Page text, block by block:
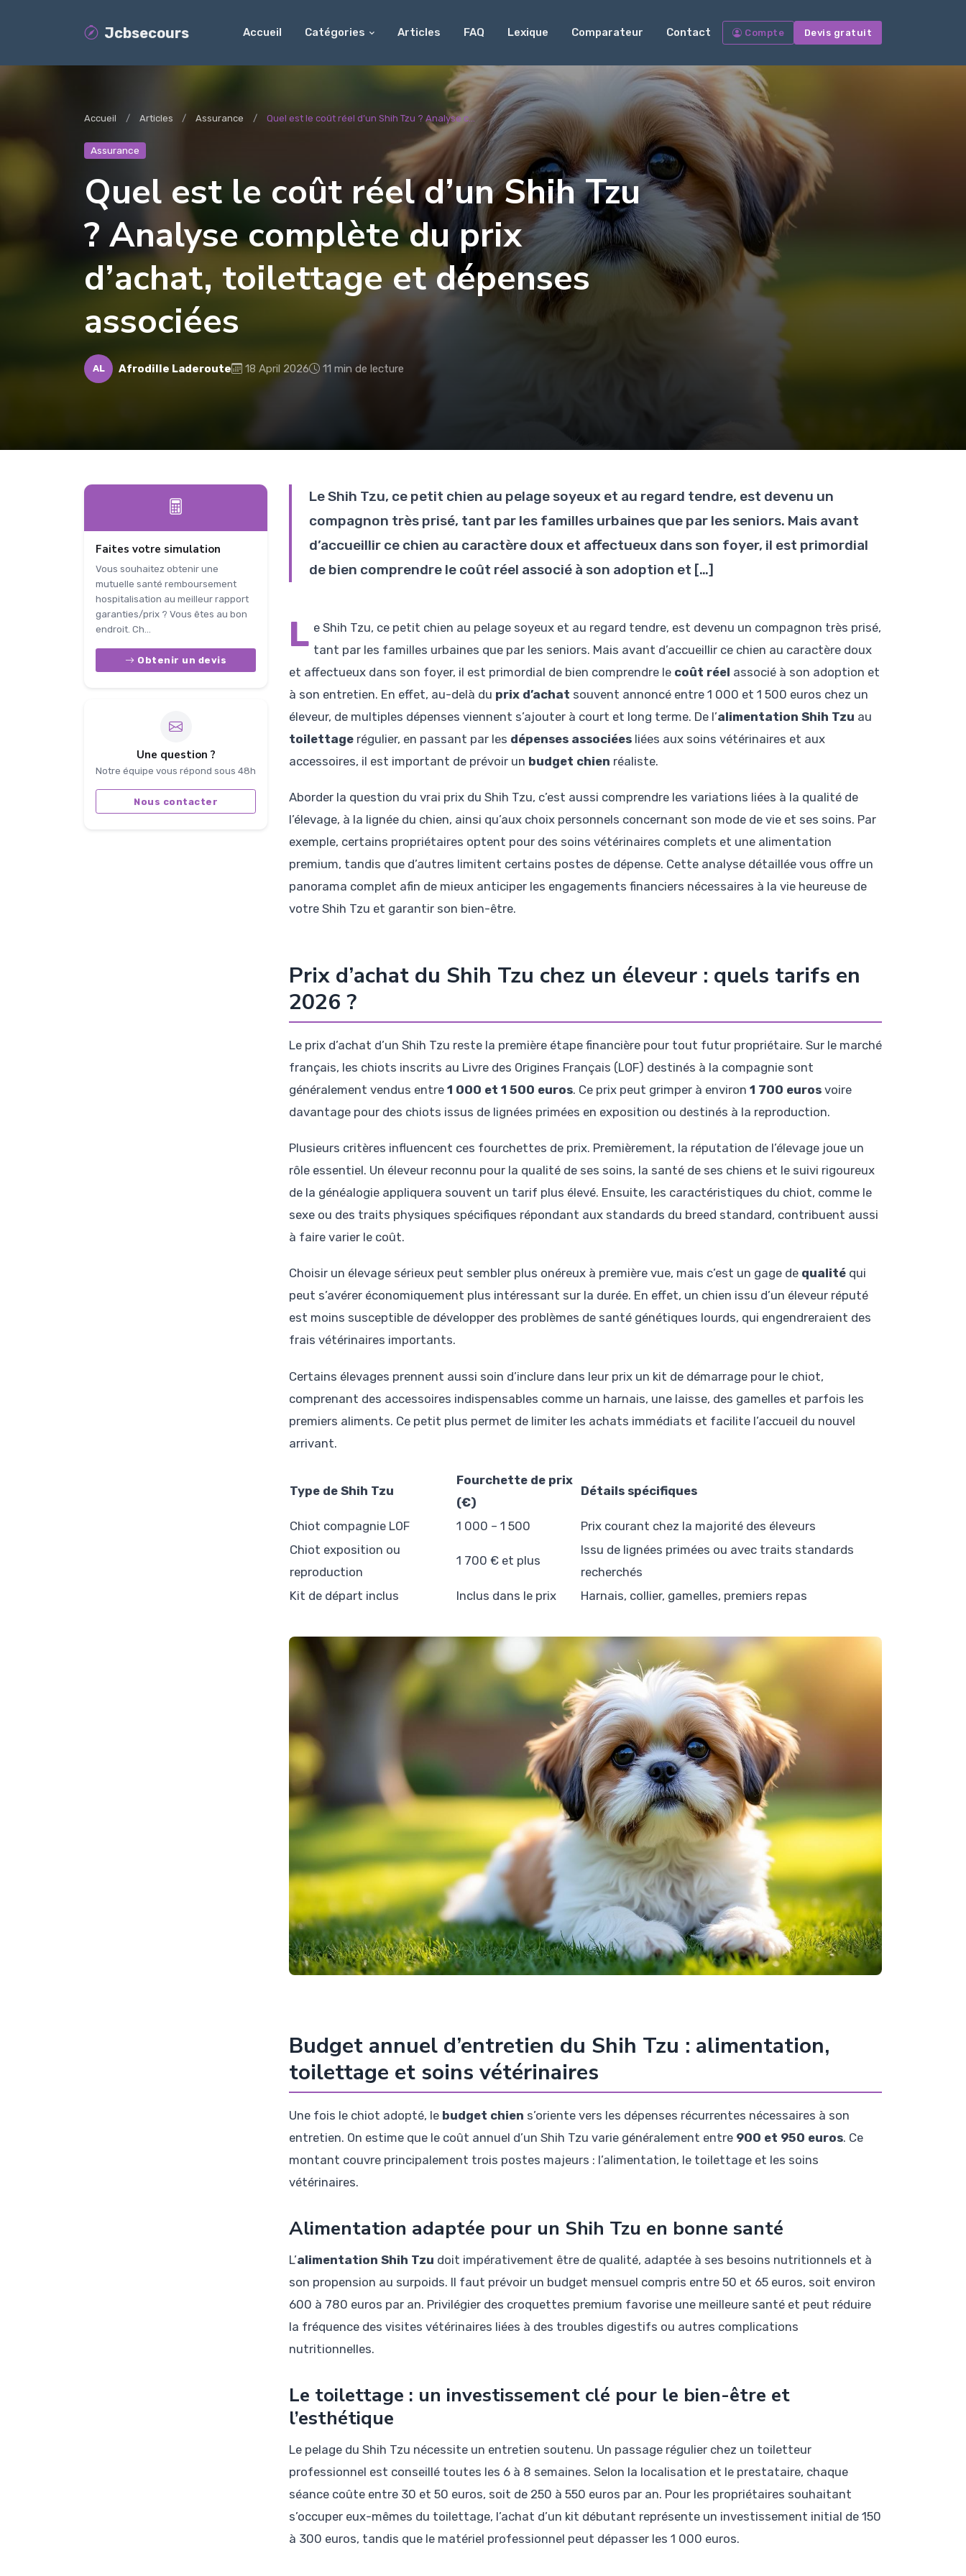
Jcbsecours Accueil Catégories Articles FAQ Lexique Comparateur Contact Compte Devis gratuit
Accueil Articles Assurance Quel est le coût réel d’un Shih Tzu ? Analyse c...
Assurance
Quel est le coût réel d’un Shih Tzu
? Analyse complète du prix
d’achat, toilettage et dépenses
associées
AL Afrodille Laderoute 18 April 2026 11 min de lecture
Faites votre simulation
Vous souhaitez obtenir une
mutuelle santé remboursement
hospitalisation au meilleur rapport
garanties/prix ? Vous êtes au bon
endroit. Ch...
Obtenir un devis
Une question ?
Notre équipe vous répond sous 48h
Nous contacter
Le Shih Tzu, ce petit chien au pelage soyeux et au regard tendre, est devenu un
compagnon très prisé, tant par les familles urbaines que par les seniors. Mais avant
d’accueillir ce chien au caractère doux et affectueux dans son foyer, il est primordial
de bien comprendre le coût réel associé à son adoption et […]
L e Shih Tzu, ce petit chien au pelage soyeux et au regard tendre, est devenu un compagnon très prisé,
tant par les familles urbaines que par les seniors. Mais avant d’accueillir ce chien au caractère doux
et affectueux dans son foyer, il est primordial de bien comprendre le coût réel associé à son adoption et
à son entretien. En effet, au-delà du prix d’achat souvent annoncé entre 1 000 et 1 500 euros chez un
éleveur, de multiples dépenses viennent s’ajouter à court et long terme. De l’alimentation Shih Tzu au
toilettage régulier, en passant par les dépenses associées liées aux soins vétérinaires et aux
accessoires, il est important de prévoir un budget chien réaliste.
Aborder la question du vrai prix du Shih Tzu, c’est aussi comprendre les variations liées à la qualité de
l’élevage, à la lignée du chien, ainsi qu’aux choix personnels concernant son mode de vie et ses soins. Par
exemple, certains propriétaires optent pour des soins vétérinaires complets et une alimentation
premium, tandis que d’autres limitent certains postes de dépense. Cette analyse détaillée vous offre un
panorama complet afin de mieux anticiper les engagements financiers nécessaires à la vie heureuse de
votre Shih Tzu et garantir son bien-être.
Prix d’achat du Shih Tzu chez un éleveur : quels tarifs en
2026 ?
Le prix d’achat d’un Shih Tzu reste la première étape financière pour tout futur propriétaire. Sur le marché
français, les chiots inscrits au Livre des Origines Français (LOF) destinés à la compagnie sont
généralement vendus entre 1 000 et 1 500 euros. Ce prix peut grimper à environ 1 700 euros voire
davantage pour des chiots issus de lignées primées en exposition ou destinés à la reproduction.
Plusieurs critères influencent ces fourchettes de prix. Premièrement, la réputation de l’élevage joue un
rôle essentiel. Un éleveur reconnu pour la qualité de ses soins, la santé de ses chiens et le suivi rigoureux
de la généalogie appliquera souvent un tarif plus élevé. Ensuite, les caractéristiques du chiot, comme le
sexe ou des traits physiques spécifiques répondant aux standards du breed standard, contribuent aussi
à faire varier le coût.
Choisir un élevage sérieux peut sembler plus onéreux à première vue, mais c’est un gage de qualité qui
peut s’avérer économiquement plus intéressant sur la durée. En effet, un chien issu d’un éleveur réputé
est moins susceptible de développer des problèmes de santé génétiques lourds, qui engendreraient des
frais vétérinaires importants.
Certains élevages prennent aussi soin d’inclure dans leur prix un kit de démarrage pour le chiot,
comprenant des accessoires indispensables comme un harnais, une laisse, des gamelles et parfois les
premiers aliments. Ce petit plus permet de limiter les achats immédiats et facilite l’accueil du nouvel
arrivant.
Type de Shih Tzu
Fourchette de prix
(€)
Détails spécifiques
Chiot compagnie LOF 1 000 – 1 500
Prix courant chez la majorité des éleveurs
Chiot exposition ou
reproduction
1 700 € et plus
Issu de lignées primées ou avec traits standards
recherchés
Kit de départ inclus
Inclus dans le prix Harnais, collier, gamelles, premiers repas
Budget annuel d’entretien du Shih Tzu : alimentation,
toilettage et soins vétérinaires
Une fois le chiot adopté, le budget chien s’oriente vers les dépenses récurrentes nécessaires à son
entretien. On estime que le coût annuel d’un Shih Tzu varie généralement entre 900 et 950 euros. Ce
montant couvre principalement trois postes majeurs : l’alimentation, le toilettage et les soins
vétérinaires.
Alimentation adaptée pour un Shih Tzu en bonne santé
L’alimentation Shih Tzu doit impérativement être de qualité, adaptée à ses besoins nutritionnels et à
son propension au surpoids. Il faut prévoir un budget mensuel compris entre 50 et 65 euros, soit environ
600 à 780 euros par an. Privilégier des croquettes premium favorise une meilleure santé et peut réduire
la fréquence des visites vétérinaires liées à des troubles digestifs ou autres complications
nutritionnelles.
Le toilettage : un investissement clé pour le bien-être et
l’esthétique
Le pelage du Shih Tzu nécessite un entretien soutenu. Un passage régulier chez un toiletteur
professionnel est conseillé toutes les 6 à 8 semaines. Selon la localisation et le prestataire, chaque
séance coûte entre 30 et 50 euros, soit de 250 à 550 euros par an. Pour les propriétaires souhaitant
s’occuper eux-mêmes du toilettage, l’achat d’un kit débutant représente un investissement initial de 150
à 300 euros, tandis que le matériel professionnel peut dépasser les 1 000 euros.